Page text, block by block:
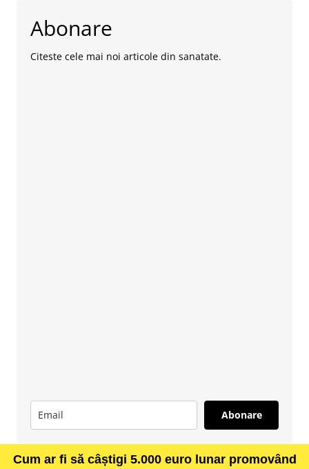
Abonare
Citeste cele mai noi articole din sanatate.
Abonare
Cum ar fi să câștigi 5.000 euro lunar promovând